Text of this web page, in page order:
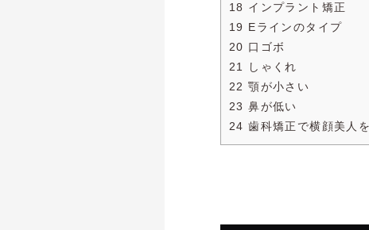
18 インプラント矯正
19 Eラインのタイプ
20 口ゴボ
21 しゃくれ
22 顎が小さい
23 鼻が低い
24 歯科矯正で横顔美人